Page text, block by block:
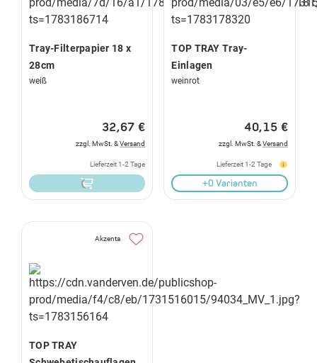
Tray-Filterpapier 18 x
28cm
weiß
32,67 €
zzgl. MwSt. &Versand
Lieferzeit 1-2 Tage
TOP TRAY Tray-
Einlagen
weinrot
40,15 €
zzgl. MwSt. &Versand
Lieferzeit 1-2 Tage
+0 Varianten
Akzenta
TOP TRAY